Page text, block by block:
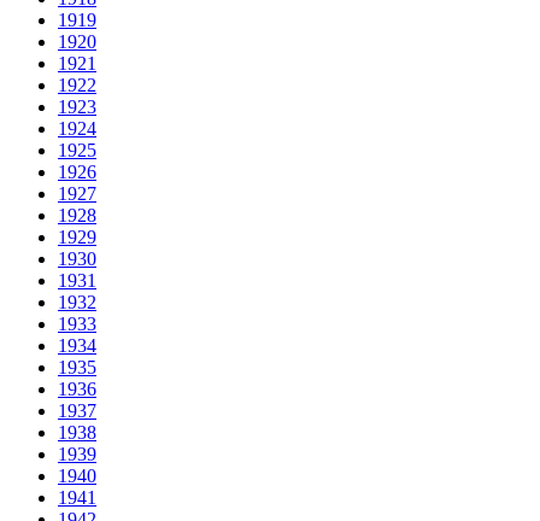
1919
1920
1921
1922
1923
1924
1925
1926
1927
1928
1929
1930
1931
1932
1933
1934
1935
1936
1937
1938
1939
1940
1941